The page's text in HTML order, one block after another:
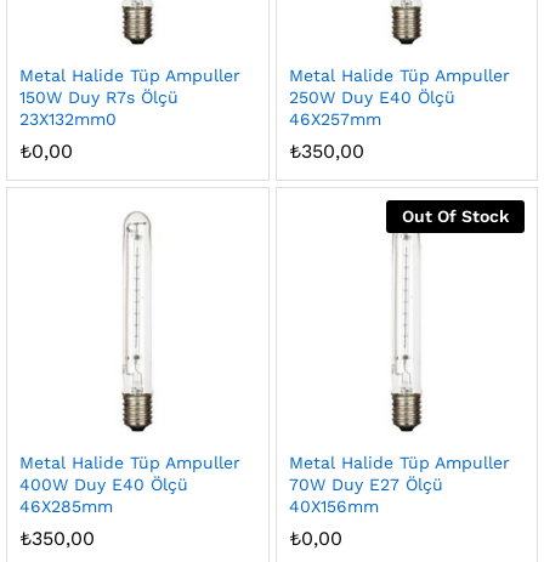
Metal Halide Tüp Ampuller
150W Duy R7s Ölçü
23X132mm0
₺0,00
Metal Halide Tüp Ampuller
250W Duy E40 Ölçü
46X257mm
₺350,00
Metal Halide Tüp Ampuller
400W Duy E40 Ölçü
46X285mm
₺350,00
Out Of Stock
Metal Halide Tüp Ampuller
70W Duy E27 Ölçü
40X156mm
₺0,00